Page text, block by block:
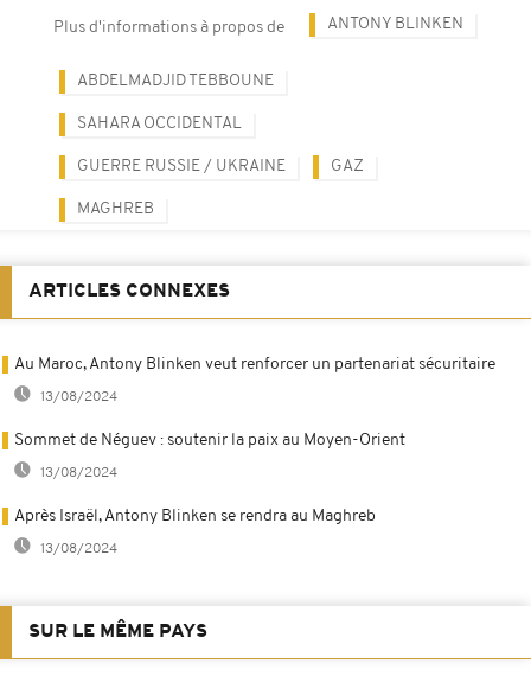
Plus d'informations à propos de ANTONY BLINKEN
ABDELMADJID TEBBOUNE
SAHARA OCCIDENTAL
GUERRE RUSSIE / UKRAINE GAZ
MAGHREB
ARTICLES CONNEXES
Au Maroc, Antony Blinken veut renforcer un partenariat sécuritaire
13/08/2024
Sommet de Néguev : soutenir la paix au Moyen-Orient
13/08/2024
Après Israël, Antony Blinken se rendra au Maghreb
13/08/2024
SUR LE MÊME PAYS